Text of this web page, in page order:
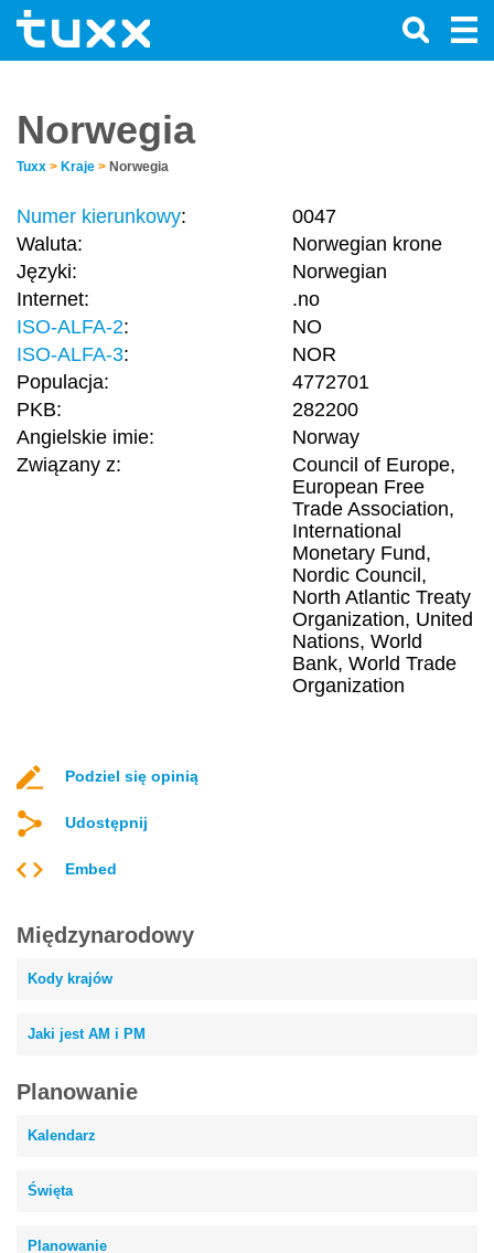
Norwegia
Tuxx > Kraje > Norwegia
Numer kierunkowy:
0047
Waluta:
Norwegian krone
Języki:
Norwegian
Internet:
.no
ISO-ALFA-2:
NO
ISO-ALFA-3:
NOR
Populacja:
4772701
PKB:
282200
Angielskie imie:
Norway
Związany z:
Council of Europe,
European Free
Trade Association,
International
Monetary Fund,
Nordic Council,
North Atlantic Treaty
Organization, United
Nations, World
Bank, World Trade
Organization
Podziel się opinią
Udostępnij
Embed
Międzynarodowy
Kody krajów
Jaki jest AM i PM
Planowanie
Kalendarz
Święta
Planowanie